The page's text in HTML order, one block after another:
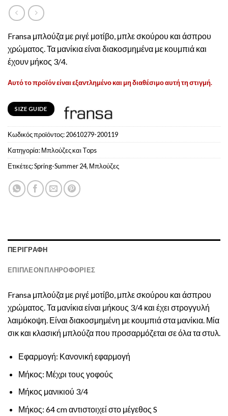
Fransa μπλούζα με ριγέ μοτίβο, μπλε σκούρου και άσπρου
χρώματος. Τα μανίκια είναι διακοσμημένα με κουμπιά και
έχουν μήκος 3/4.
Αυτό το προϊόν είναι εξαντλημένο και μη διαθέσιμο αυτή τη στιγμή.
SIZE GUIDE
Κωδικός προϊόντος:20610279-200119
Κατηγορία:Μπλούζες και Tops
Ετικέτες:Spring-Summer 24, Μπλούζες
ΠΕΡΙΓΡΑΦΉ
ΕΠΙΠΛΈΟΝ ΠΛΗΡΟΦΟΡΊΕΣ
Fransa μπλούζα με ριγέ μοτίβο, μπλε σκούρου και άσπρου
χρώματος. Τα μανίκια είναι μήκους 3/4 και έχει στρογγυλή
λαιμόκοψη. Είναι διακοσμημένη με κουμπιά στα μανίκια. Μία
σικ και κλασική μπλούζα που προσαρμόζεται σε όλα τα στυλ.
Εφαρμογή: Κανονική εφαρμογή
Μήκος: Μέχρι τους γοφούς
Μήκος μανικιού 3/4
Μήκος: 64 cm αντιστοιχεί στο μέγεθος S